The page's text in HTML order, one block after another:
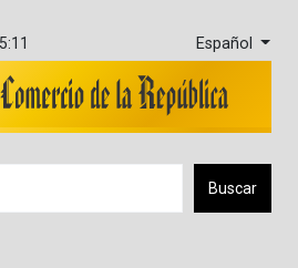
Español
Buscar